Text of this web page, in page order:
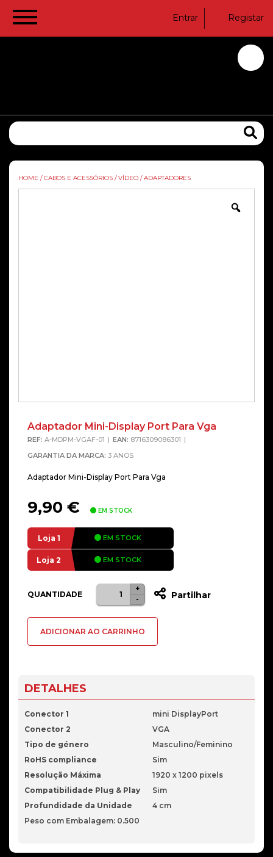
Entrar Registar
HOME / CABOS E ACESSÓRIOS / VÍDEO / ADAPTADORES
Adaptador Mini-Display Port Para Vga
REF: A-MDPM-VGAF-01 EAN: 8716309086301
GARANTIA DA MARCA: 3 ANOS
Adaptador Mini-Display Port Para Vga
9,90 € EM STOCK
Loja 1 EM STOCK
Loja 2 EM STOCK
QUANTIDADE
Quantidade
de
Mini-
Vga
-
+
Partilhar
ADICIONAR AO CARRINHO
DETALHES
Conector 1
mini DisplayPort
Conector 2
VGA
Tipo de género
Masculino/Feminino
RoHS compliance
Sim
Resolução Máxima
1920 x 1200 pixels
Compatibilidade Plug & Play
Sim
Profundidade da Unidade
4 cm
Peso com Embalagem: 0.500